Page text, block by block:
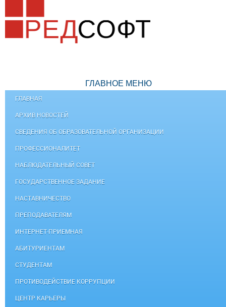
ГЛАВНОЕ МЕНЮ
ГЛАВНАЯ
АРХИВ НОВОСТЕЙ
СВЕДЕНИЯ ОБ ОБРАЗОВАТЕЛЬНОЙ ОРГАНИЗАЦИИ
ПРОФЕССИОНАЛИТЕТ
НАБЛЮДАТЕЛЬНЫЙ СОВЕТ
ГОСУДАРСТВЕННОЕ ЗАДАНИЕ
НАСТАВНИЧЕСТВО
ПРЕПОДАВАТЕЛЯМ
ИНТЕРНЕТ-ПРИЕМНАЯ
АБИТУРИЕНТАМ
СТУДЕНТАМ
ПРОТИВОДЕЙСТВИЕ КОРРУПЦИИ
ЦЕНТР КАРЬЕРЫ